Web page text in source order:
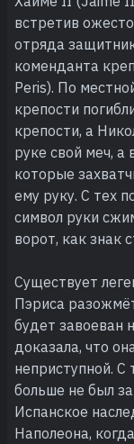
встретив
отряда
коменданта
Peris). По
крепости
крепости, а
руке свой меч, а
которые
ему руку. С тех
символ руки
ворот, как знак
Существует
Пэриса
будет завоеван
доказала, что
неприступной. С
больше не был
Испанское
Наполеона,